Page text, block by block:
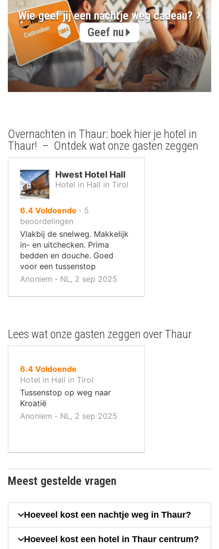
Wie geef jij een nachtje weg cadeau?
Geef nu
Overnachten in Thaur: boek hier je hotel in
Thaur! – Ontdek wat onze gasten zeggen
Hwest Hotel Hall
Hotel in Hall in Tirol
6.4uit
10
,
Voldoende ‐ 5
beoordelingen
Vlakbij de snelweg. Makkelijk
in- en uitchecken. Prima
bedden en douche. Goed
voor een tussenstop
Anoniem ‐ NL, 2 sep 2025
Lees wat onze gasten zeggen over Thaur
6.4uit
10
,
Voldoende
Hotel in Hall in Tirol
Tussenstop op weg naar
Kroatië
Anoniem ‐ NL, 2 sep 2025
Meest gestelde vragen
Hoeveel kost een nachtje weg in Thaur?
Hoeveel kost een hotel in Thaur centrum?